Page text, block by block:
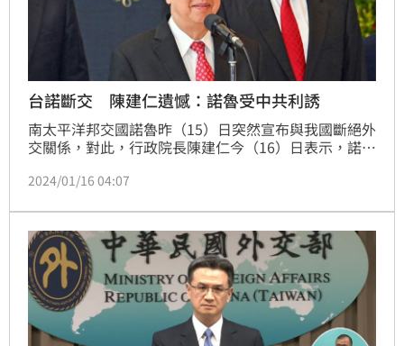
台諾斷交 陳建仁遺憾：諾魯受中共利誘
南太平洋邦交國諾魯昨（15）日突然宣布與我國斷絕外
交關係，對此，行政院長陳建仁今（16）日表示，諾魯
及地區穩定的這樣的一個決定，我們感到相當地遺憾。
2024/01/16 04:07